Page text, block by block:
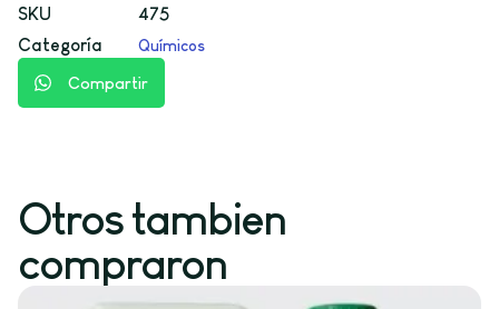
SKU
475
Categoría
Químicos
Compartir
Otros tambien
compraron